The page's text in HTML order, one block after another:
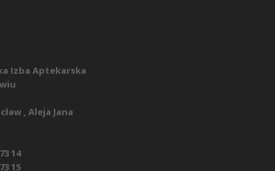
Izba Aptekarska
, Aleja Jana
14
15